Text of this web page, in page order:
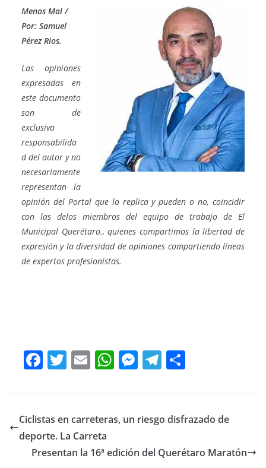
Menos Mal /
Por: Samuel
Pérez Rios.
Las opiniones
expresadas en
este documento
son de
exclusiva
responsabilida
d del autor y no
necesariamente
representan la
opinión del Portal que lo replica y pueden o no, coincidir
con las delos miembros del equipo de trabajo de El
Municipal Querétaro., quienes compartimos la libertad de
expresión y la diversidad de opiniones compartiendo líneas
de expertos profesionistas.
F
e
b
o
T
er
E
l
W
s
p
M
e
g
T
gr
m
p
tir
Ciclistas en carreteras, un riesgo disfrazado de
deporte. La Carreta
Presentan la 16ª edición del Querétaro Maratón